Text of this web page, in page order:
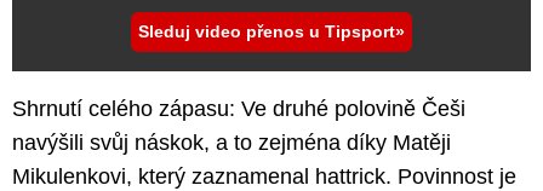
Sleduj video přenos u Tipsport
Shrnutí celého zápasu: Ve druhé polovině Češi
navýšili svůj náskok, a to zejména díky Matěji
Mikulenkovi, který zaznamenal hattrick. Povinnost je